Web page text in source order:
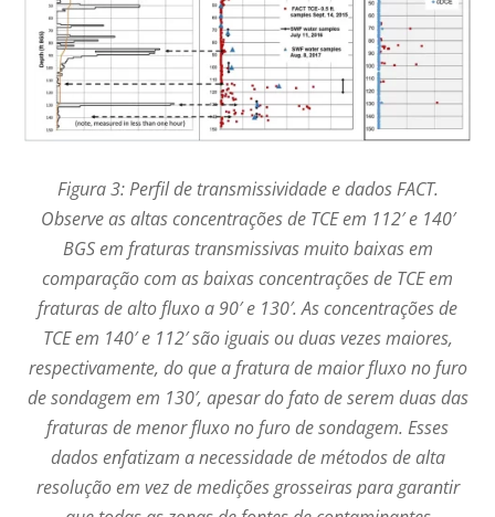
Figura 3: Perfil de transmissividade e dados FACT.
Observe as altas concentrações de TCE em 112′ e 140′
BGS em fraturas transmissivas muito baixas em
comparação com as baixas concentrações de TCE em
fraturas de alto fluxo a 90′ e 130′. As concentrações de
TCE em 140′ e 112′ são iguais ou duas vezes maiores,
respectivamente, do que a fratura de maior fluxo no furo
de sondagem em 130′, apesar do fato de serem duas das
fraturas de menor fluxo no furo de sondagem. Esses
dados enfatizam a necessidade de métodos de alta
resolução em vez de medições grosseiras para garantir